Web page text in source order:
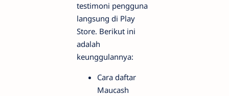
testimoni pengguna
langsung di Play
Store. Berikut ini
adalah
keunggulannya:
Cara daftar
Maucash